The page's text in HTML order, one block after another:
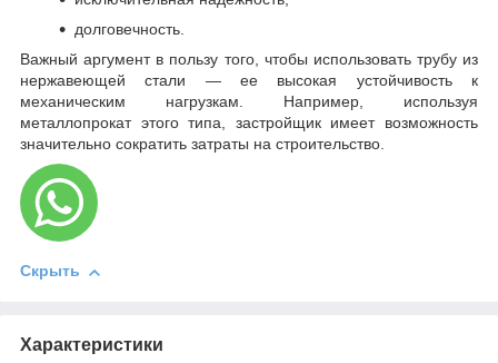
долговечность.
Важный аргумент в пользу того, чтобы использовать трубу из
нержавеющей стали — ее высокая устойчивость к
механическим нагрузкам. Например, используя
металлопрокат этого типа, застройщик имеет возможность
значительно сократить затраты на строительство.
Скрыть
Характеристики